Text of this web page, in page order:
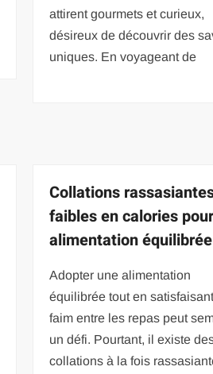
attirent gourmets et curieux,
désireux de découvrir des
uniques. En voyageant de
Collations
faibles en calories
alimentation équilibrée
Adopter une alimentation
équilibrée tout en
faim entre les repas peut
un défi. Pourtant, il existe
collations à la fois